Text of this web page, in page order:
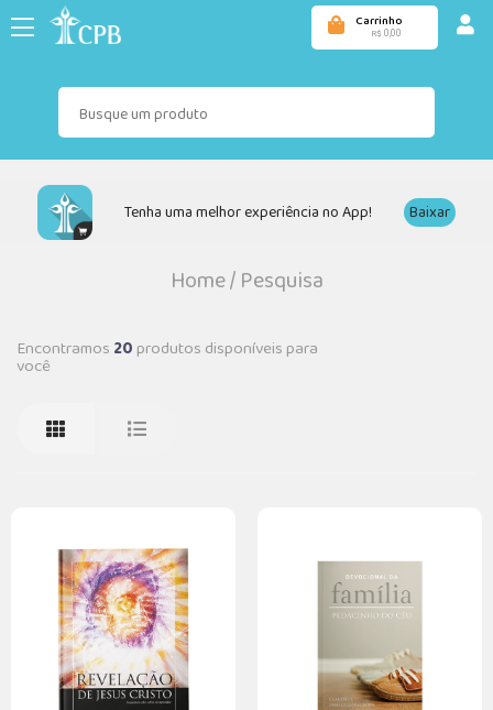
Carrinho
R$ 0,00
Tenha uma melhor experiência no App! Baixar
Home/Pesquisa
Encontramos 20produtos disponíveis para
você